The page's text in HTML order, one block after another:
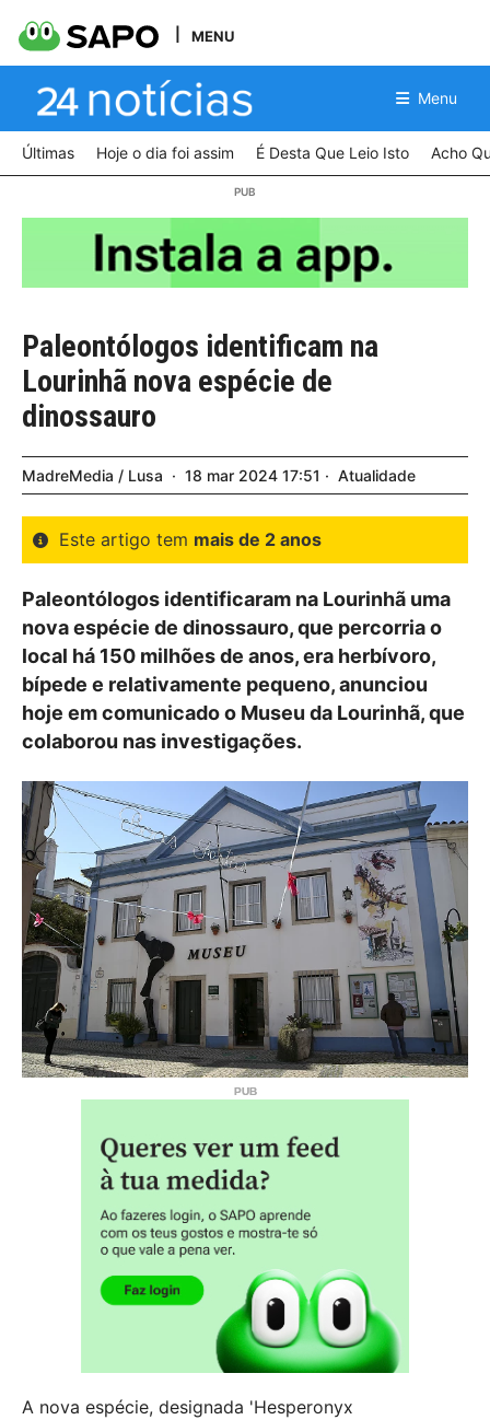
MENU
Menu
Últimas Hoje o dia foi assim É Desta Que Leio Isto Acho
Paleontólogos identificam na
Lourinhã nova espécie de
dinossauro
MadreMedia / Lusa 18 mar 2024 17:51 Atualidade
Este artigo tem mais de 2 anos
Paleontólogos identificaram na Lourinhã uma
nova espécie de dinossauro, que percorria o
local há 150 milhões de anos, era herbívoro,
bípede e relativamente pequeno, anunciou
hoje em comunicado o Museu da Lourinhã, que
colaborou nas investigações.
A nova espécie, designada 'Hesperonyx